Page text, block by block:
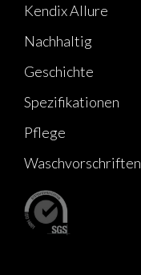
Kendix Allure
Nachhaltig
Geschichte
Spezifikationen
Pflege
Waschvorschriften